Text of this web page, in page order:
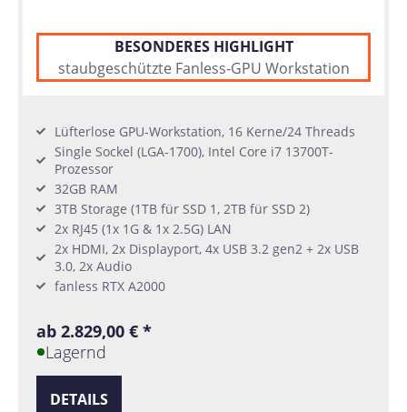
BESONDERES HIGHLIGHT
staubgeschützte Fanless-GPU Workstation
Lüfterlose GPU-Workstation, 16 Kerne/24 Threads
Single Sockel (LGA-1700), Intel Core i7 13700T-
Prozessor
32GB RAM
3TB Storage (1TB für SSD 1, 2TB für SSD 2)
2x RJ45 (1x 1G & 1x 2.5G) LAN
2x HDMI, 2x Displayport, 4x USB 3.2 gen2 + 2x USB
3.0, 2x Audio
fanless RTX A2000
ab 2.829,00 € *
Lagernd
DETAILS